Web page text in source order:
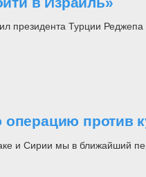
президента Турции
против
и Сирии мы в ближайший